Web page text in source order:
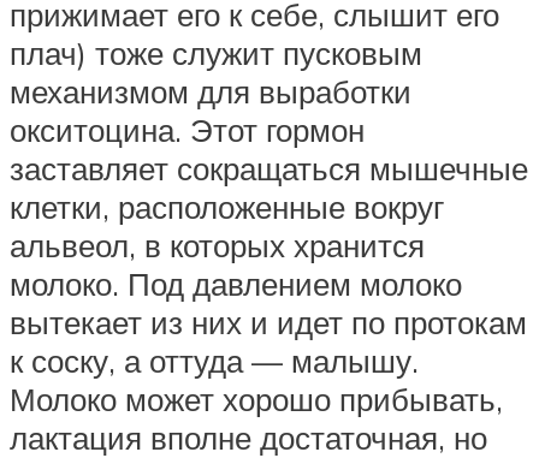
прижимает его к себе, слышит его
плач) тоже служит пусковым
механизмом для выработки
окситоцина. Этот гормон
заставляет сокращаться мышечные
клетки, расположенные вокруг
альвеол, в которых хранится
молоко. Под давлением молоко
вытекает из них и идет по протокам
к соску, а оттуда — малышу.
Молоко может хорошо прибывать,
лактация вполне достаточная, но